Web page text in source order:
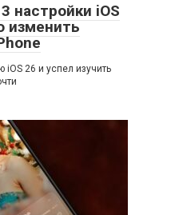
настройки iOS
изменить
iOS 26 и успел изучить